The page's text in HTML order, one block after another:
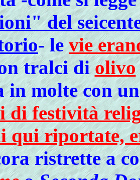
del
- levie
tralci diolivo
in molte con
di festività
qui riportate,
ristrette a